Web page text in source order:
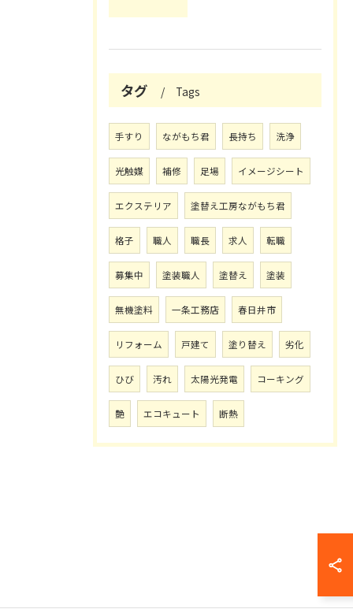
タグ Tags
手すり ながもち君 長持ち 洗浄
光触媒 補修 足場 イメージシート
エクステリア 塗替え工房ながもち君
格子 職人 職長 求人 転職
募集中 塗装職人 塗替え 塗装
無機塗料 一条工務店 春日井市
リフォーム 戸建て 塗り替え 劣化
ひび 汚れ 太陽光発電 コーキング
艶 エコキュート 断熱